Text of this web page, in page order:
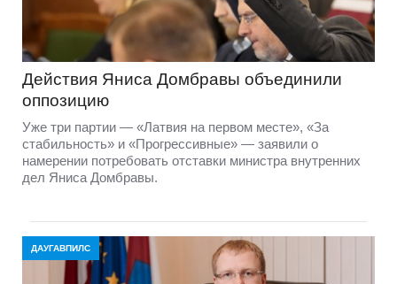
Действия Яниса Домбравы объединили
оппозицию
Уже три партии — «Латвия на первом месте», «За
стабильность» и «Прогрессивные» — заявили о
намерении потребовать отставки министра внутренних
дел Яниса Домбравы.
ДАУГАВПИЛС